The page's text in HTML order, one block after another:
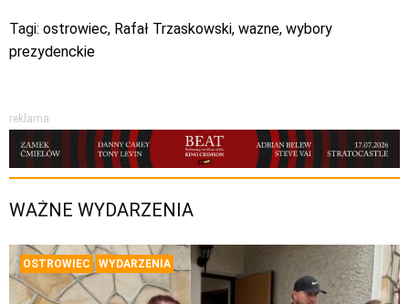
Tagi: ostrowiec, Rafał Trzaskowski, wazne, wybory
prezydenckie
reklama
WAŻNE WYDARZENIA
OSTROWIEC WYDARZENIA